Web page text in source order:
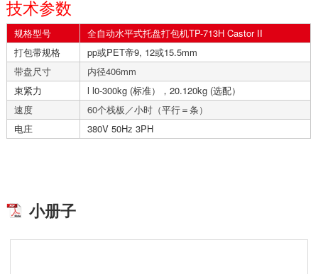
技术参数
规格型号
全自动水平式托盘打包机TP-713H Castor II
打包带规格
pp或PET帝9, 12或15.5mm
带盘尺寸
内径406mm
束紧力
l l0-300kg (标准），20.120kg (选配）
速度
60个栈板／小时（平行＝条）
电庄
380V 50Hz 3PH
小册子